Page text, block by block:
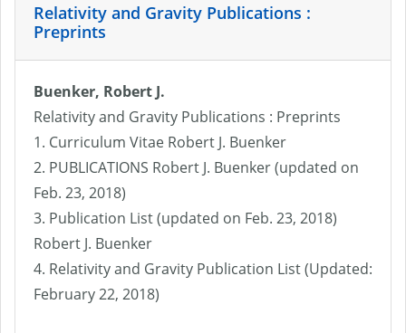
Relativity and Gravity Publications :
Preprints
Buenker, Robert J.
Relativity and Gravity Publications : Preprints
1. Curriculum Vitae Robert J. Buenker
2. PUBLICATIONS Robert J. Buenker (updated on
Feb. 23, 2018)
3. Publication List (updated on Feb. 23, 2018)
Robert J. Buenker
4. Relativity and Gravity Publication List (Updated:
February 22, 2018)